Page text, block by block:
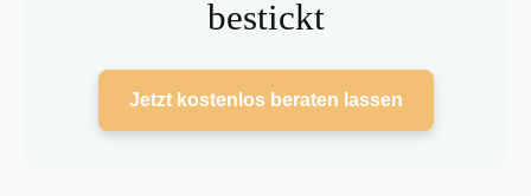
bestickt
Jetzt kostenlos beraten lassen